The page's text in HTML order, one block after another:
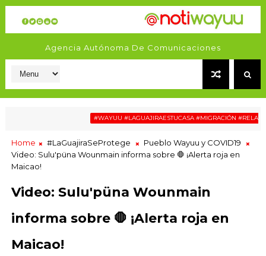
Agencia Autónoma De Comunicaciones
#WAYUU #LAGUAJIRAESTUCASA #MIGRACIÓN
Home #LaGuajiraSeProtege
Pueblo Wayuu y COVID19
Video: Sulu'püna Wounmain informa sobre 🛑 ¡Alerta roja en
Maicao!
Video: Sulu'püna Wounmain
informa sobre 🛑 ¡Alerta roja en
Maicao!